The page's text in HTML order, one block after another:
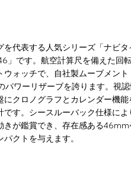
を代表する人気シリーズ「ナビタ
」です。航空計算尺を備えた回
ウォッチで、自社製ムーブメント
パワーリザーブを誇ります。視
にクロノグラフとカレンダー機
です。シースルーバック仕様によ
きが鑑賞でき、存在感ある
クトを与えます。